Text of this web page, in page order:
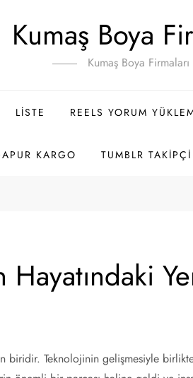
Kumaş Boya
Kumaş Boya Firmaları
LISTE REELS YORUM
KARGO TUMBLR
biridir. Teknolojinin gelişmesiyle